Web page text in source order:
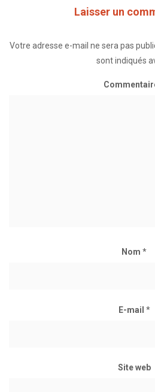
Laisser un
Votre adresse e-mail ne sera pas
sont indiqués
Nom *
E-mail *
Site web